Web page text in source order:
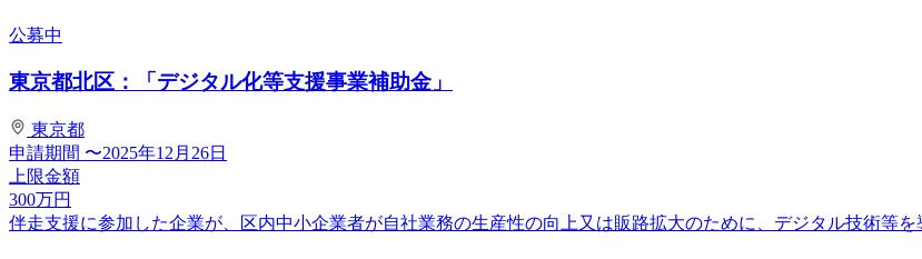
公募中
東京都北区：「デジタル化等支援事業補助金」
東京都
申請期間 〜2025年12月26日
上限金額
300万円
伴走支援に参加した企業が、区内中小企業者が自社業務の生産性の向上又は販路拡大のために、デジタル技術等を